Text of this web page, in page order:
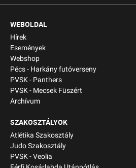
WEBOLDAL
Hírek
Események
Webshop
Pécs - Harkány futóverseny
PVSK - Panthers
PVSK - Mecsek Füszért
Archívum
SZAKOSZTÁLYOK
Atlétika Szakosztály
Judo Szakosztály
PVSK - Veolia